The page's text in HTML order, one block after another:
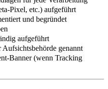
Pixel, etc.) aufgeführt
und begründet
aufgeführt
genannt
Banner (wenn Tracking